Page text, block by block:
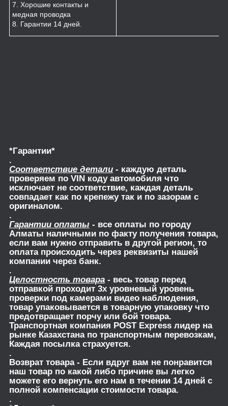
7. Хорошие контакты и
медная проводка
8. Гарантии 14 дней.
*Гарантии*
.
Соответствие детали - каждую деталь
проверяем по VIN коду автомобиля что
исключает не соответствие, каждая деталь
совпадает как по крепежу так и по зазорам с
оригиналом.
.
Гарантии оплаты - все оплаты по городу
Алматы наличными по факту получения товара,
если вам нужно отправить в другой регион, то
оплата происходить через реквизиты нашей
компании через банк.
.
Целостность товара - весь товар перед
отправкой проходит 3х уровневый уровень
проверки под камерами видео наблюдения,
товар упаковывается в товарную упаковку что
предотвращает порчу или бой товара.
Транспортная компания POST Express лидер на
рынке Казахстана по транспортным перевозкам,
Каждая посылка страхуется.
.
Возврат товара- Если вдруг вам не понравится
наш товар по какой либо причине вы легко
можете его вернуть его нам в течении 14 дней с
полной компенсации стоимости товара.
.